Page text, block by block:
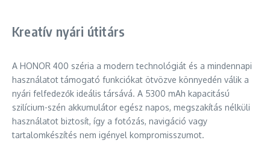
Kreatív nyári útitárs
A HONOR 400 széria a modern technológiát és a mindennapi
használatot támogató funkciókat ötvözve könnyedén válik a
nyári felfedezők ideális társává. A 5300 mAh kapacitású
szilícium-szén akkumulátor egész napos, megszakítás nélküli
használatot biztosít, így a fotózás, navigáció vagy
tartalomkészítés nem igényel kompromisszumot.